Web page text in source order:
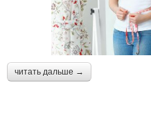
читать дальше →